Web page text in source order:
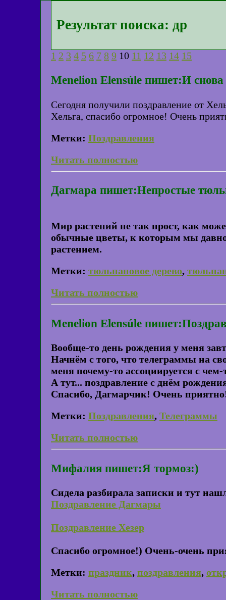
Результат поиска: др
1 2 3 4 5 6 7 8 9 10 11 12 13 14 15
Menelion Elensúle пишет:И
Сегодня получили поздравление от
Хельга, спасибо огромное! Очень
Метки: Поздравления
Читать полностью
Дагмара пишет:Непростые
Мир растений не так прост, как
обычные цветы, к которым мы давно
растением.
Метки: тюльпановое дерево,
Читать полностью
Menelion Elensúle
Вообще-то день рождения у меня
Начнём с того, что телеграммы на
меня почему-то ассоциируется с
А тут... поздравление с днём
Спасибо, Дагмарчик! Очень
Метки: Поздравления, Телеграммы
Читать полностью
Мифалия пишет:Я тормоз:)
Сидела разбирала записки и тут
Поздравление Дагмары
Поздравление Хезер
Спасибо огромное!) Очень-очень
Метки: праздник, поздравления,
Читать полностью